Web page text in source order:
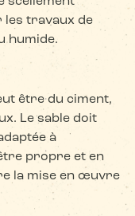
les travaux de
humide.
être du ciment,
Le sable doit
à
propre et en
la mise en œuvre